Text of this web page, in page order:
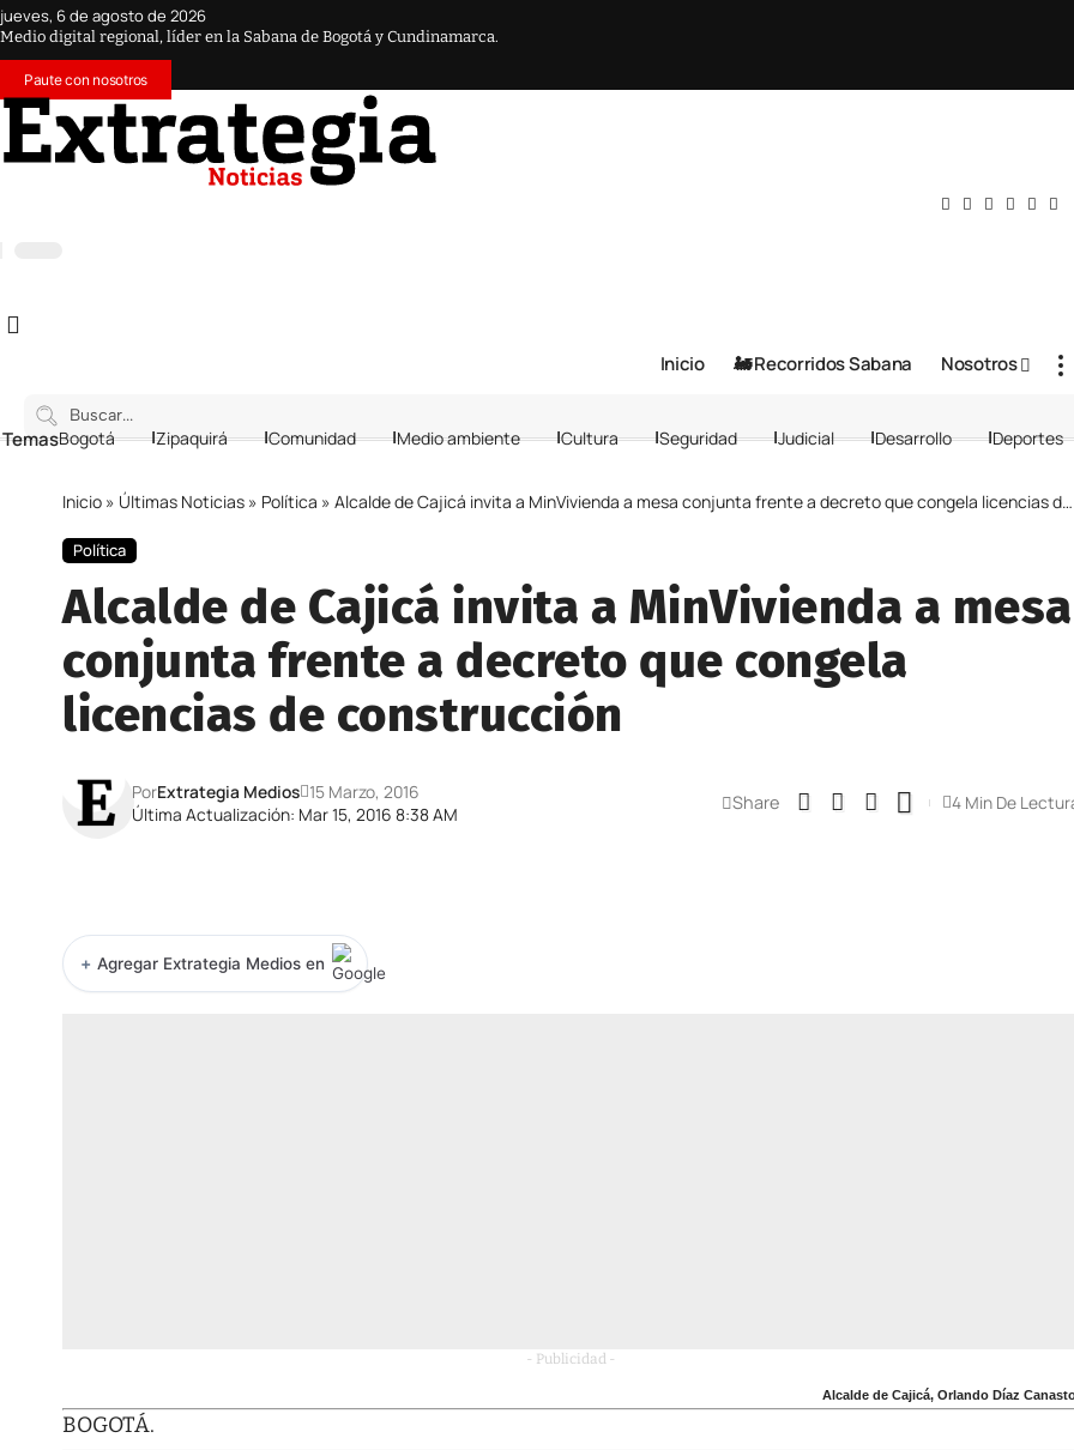
jueves, 6 de agosto de 2026
Medio digital regional, líder en la Sabana de Bogotá y Cundinamarca.
Paute con nosotros
Inicio 🚂 Recorridos Sabana Nosotros
Bogotá Zipaquirá Comunidad Medio ambiente Cultura Seguridad Judicial Desarrollo Deportes
Inicio » Últimas Noticias » Política » Alcalde de Cajicá invita a MinVivienda a mesa conjunta frente a decreto que congela licencias de construcción
Política
Alcalde de Cajicá invita a MinVivienda a mesa
conjunta frente a decreto que congela
licencias de construcción
Última Actualización: Mar 15, 2016 8:38 AM
PorExtrategia Medios 15 Marzo, 2016 Share 4 Min De
+ Agregar Extrategia Medios en
- Publicidad -
Alcalde de Cajicá, Orlando Díaz
BOGOTÁ.